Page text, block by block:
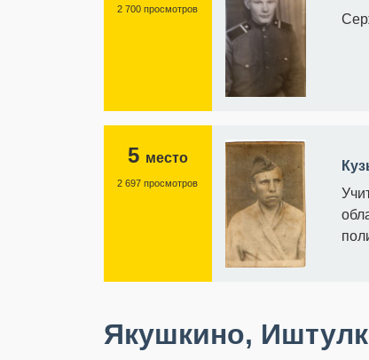
2 700 просмотров
5 место
2 697 просмотров
Якушкино,